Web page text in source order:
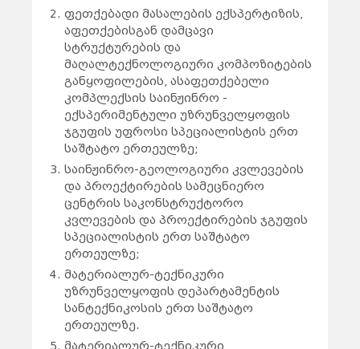
ფეთქებადი მასალების ექსპერტიზის,
აფეთქებისგან დამცავი
სტრუქტურების და
მაღალტექნოლოგიური კომპოზიტების
განყოფილების, ასაფეთქებელი
კომპლექსის საინჟინრო -
ექსპერიმენტული უზრუნველყოფის
ჯგუფის უფროსი სპეციალისტის ერთ
საშტატო ერთეულზე;
საინჟინრო-გეოლოგიური კვლევების
და პროექტირების სამეცნიერო
ცენტრის საკონსტრუქტორო
კვლევების და პროექტირების ჯგუფის
სპეციალისტის ერთ საშტატო
ერთეულზე;
მატერიალურ-ტექნიკური
უზრუნველყოფის დეპარტამენტის
სანტექნიკოსის ერთ საშტატო
ერთეულზე.
მატერიალურ-ტექნიკური